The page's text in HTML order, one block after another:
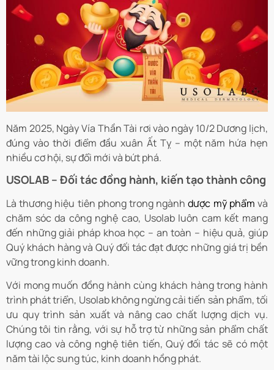
Năm 2025, Ngày Vía Thần Tài rơi vào ngày 10/2 Dương lịch,
đúng vào thời điểm đầu xuân Ất Tỵ – một năm hứa hẹn
nhiều cơ hội, sự đổi mới và bứt phá.
USOLAB – Đối tác đồng hành, kiến tạo thành công
Là thương hiệu tiên phong trong ngànhdược mỹ phẩm và
chăm sóc da công nghệ cao, Usolab luôn cam kết mang
đến những giải pháp khoa học – an toàn – hiệu quả, giúp
Quý khách hàng và Quý đối tác đạt được những giá trị bền
vững trong kinh doanh.
Với mong muốn đồng hành cùng khách hàng trong hành
trình phát triển, Usolab không ngừng cải tiến sản phẩm, tối
ưu quy trình sản xuất và nâng cao chất lượng dịch vụ.
Chúng tôi tin rằng, với sự hỗ trợ từ những sản phẩm chất
lượng cao và công nghệ tiên tiến, Quý đối tác sẽ có một
năm tài lộc sung túc, kinh doanh hồng phát.